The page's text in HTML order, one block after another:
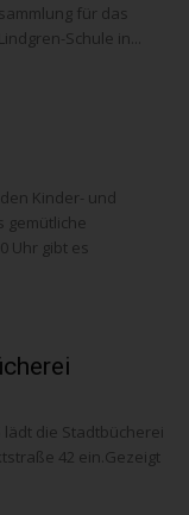
für das
Schule in...
Kinder- und
gemütliche
Uhr gibt es
lädt die Stadtbücherei
42 ein.Gezeigt